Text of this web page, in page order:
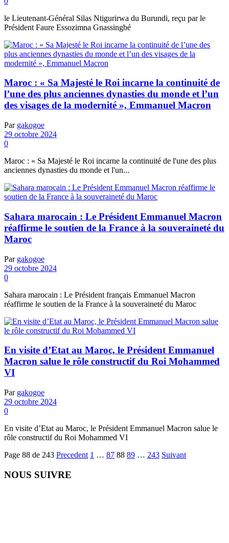
le Lieutenant-Général Silas Ntigurirwa du Burundi, reçu par le
Président Faure Essozimna Gnassingbé
Maroc : « Sa Majesté le Roi incarne la continuité de
l’une des plus anciennes dynasties du monde et l’un
des visages de la modernité », Emmanuel Macron
Par gakogoe
29 octobre 2024
0
Maroc : « Sa Majesté le Roi incarne la continuité de l'une des plus
anciennes dynasties du monde et l'un...
Sahara marocain : Le Président Emmanuel Macron
réaffirme le soutien de la France à la souveraineté du
Maroc
Par gakogoe
29 octobre 2024
0
Sahara marocain : Le Président français Emmanuel Macron
réaffirme le soutien de la France à la souveraineté du Maroc
En visite d’Etat au Maroc, le Président Emmanuel
Macron salue le rôle constructif du Roi Mohammed
VI
Par gakogoe
29 octobre 2024
0
En visite d’Etat au Maroc, le Président Emmanuel Macron salue le
rôle constructif du Roi Mohammed VI
Page 88 de 243 Precedent 1 … 87 88 89 … 243 Suivant
NOUS SUIVRE